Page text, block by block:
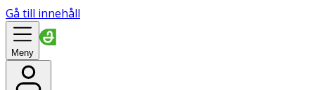
Gå till innehåll
Meny